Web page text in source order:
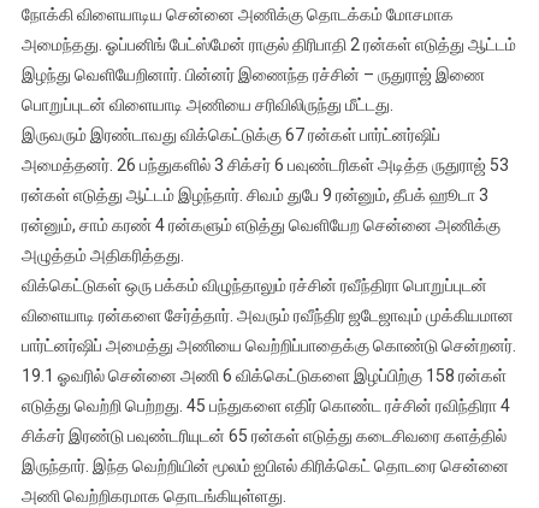
நோக்கி விளையாடிய சென்னை அணிக்கு தொடக்கம் மோசமாக
அமைந்தது. ஓப்பனிங் பேட்ஸ்மேன் ராகுல் திரிபாதி 2 ரன்கள் எடுத்து ஆட்டம்
இழந்து வெளியேறினார். பின்னர் இணைந்த ரச்சின் – ருதுராஜ் இணை
பொறுப்புடன் விளையாடி அணியை சரிவிலிருந்து மீட்டது.
இருவரும் இரண்டாவது விக்கெட்டுக்கு 67 ரன்கள் பார்ட்னர்ஷிப்
அமைத்தனர். 26 பந்துகளில் 3 சிக்சர் 6 பவுண்டரிகள் அடித்த ருதுராஜ் 53
ரன்கள் எடுத்து ஆட்டம் இழந்தார். சிவம் துபே 9 ரன்னும், தீபக் ஹூடா 3
ரன்னும், சாம் கரண் 4 ரன்களும் எடுத்து வெளியேற சென்னை அணிக்கு
அழுத்தம் அதிகரித்தது.
விக்கெட்டுகள் ஒரு பக்கம் விழுந்தாலும் ரச்சின் ரவீந்திரா பொறுப்புடன்
விளையாடி ரன்களை சேர்த்தார். அவரும் ரவீந்திர ஜடேஜாவும் முக்கியமான
பார்ட்னர்ஷிப் அமைத்து அணியை வெற்றிப்பாதைக்கு கொண்டு சென்றனர்.
19.1 ஓவரில் சென்னை அணி 6 விக்கெட்டுகளை இழப்பிற்கு 158 ரன்கள்
எடுத்து வெற்றி பெற்றது. 45 பந்துகளை எதிர் கொண்ட ரச்சின் ரவிந்திரா 4
சிக்சர் இரண்டு பவுண்டரியுடன் 65 ரன்கள் எடுத்து கடைசிவரை களத்தில்
இருந்தார். இந்த வெற்றியின் மூலம் ஐபிஎல் கிரிக்கெட் தொடரை சென்னை
அணி வெற்றிகரமாக தொடங்கியுள்ளது.